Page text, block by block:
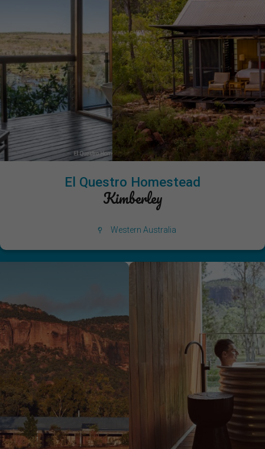
El Questro Homestead
Kimberley
Western Australia